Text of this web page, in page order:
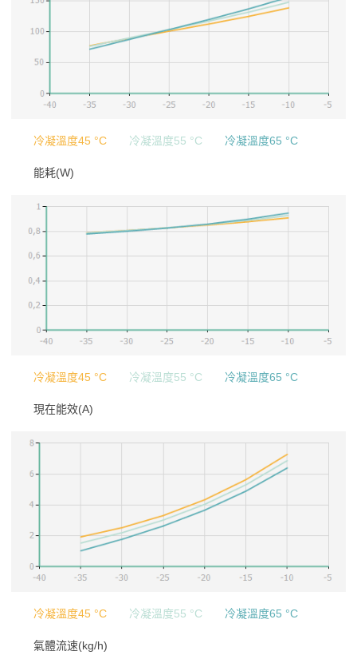
冷凝溫度45 °C 冷凝溫度55 °C 冷凝溫度65 °C
能耗(W)
冷凝溫度45 °C 冷凝溫度55 °C 冷凝溫度65 °C
現在能效(A)
冷凝溫度45 °C 冷凝溫度55 °C 冷凝溫度65 °C
氣體流速(kg/h)